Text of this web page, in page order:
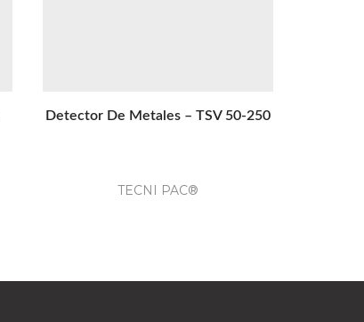
Detector De Metales – TSV 50-250
TECNI PAC®